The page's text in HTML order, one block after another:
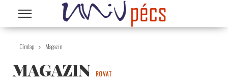
Ugrás a tartalomra
Címlap Magazin
MAGAZIN ROVAT